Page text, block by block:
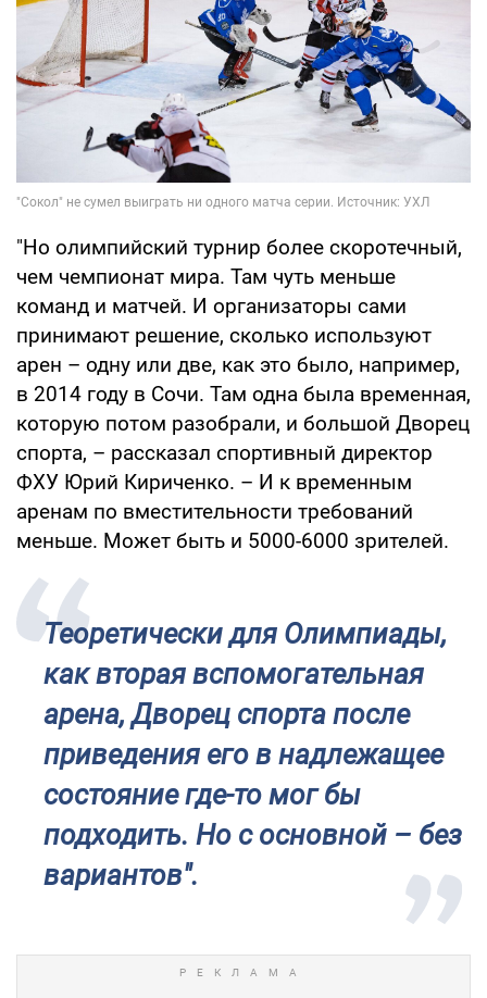
"Но олимпийский турнир более скоротечный,
чем чемпионат мира. Там чуть меньше
команд и матчей. И организаторы сами
принимают решение, сколько используют
арен – одну или две, как это было, например,
в 2014 году в Сочи. Там одна была временная,
которую потом разобрали, и большой Дворец
спорта, – рассказал спортивный директор
ФХУ Юрий Кириченко. – И к временным
аренам по вместительности требований
меньше. Может быть и 5000-6000 зрителей.
Теоретически для Олимпиады,
как вторая вспомогательная
арена, Дворец спорта после
приведения его в надлежащее
состояние где-то мог бы
подходить. Но с основной – без
вариантов".